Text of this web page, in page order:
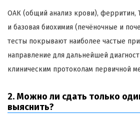
ОАК (общий анализ крови), ферритин,
и базовая биохимия (печёночные и
тесты покрывают наиболее частые
направление для дальнейшей
клиническим протоколам первичной
2. Можно ли сдать только
выяснить?